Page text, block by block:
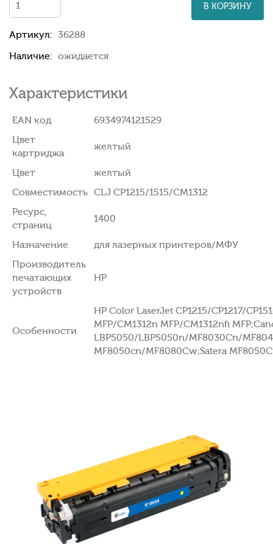
В КОРЗИНУ
Артикул: 36288
Наличие: ожидается
Характеристики
EAN код
6934974121529
Цвет
картриджа
желтый
Цвет
желтый
Совместимость CLJ CP1215/1515/CM1312
Ресурс,
страниц
1400
Назначение
для лазерных принтеров/МФУ
Производитель
печатающих
устройств
HP
Особенности
HP Color LaserJet CP1215/CP1217/
MFP/CM1312n MFP/CM1312nfi
LBP5050/LBP5050n/MF8030Cn/
MF8050cn/MF8080Cw;Satera